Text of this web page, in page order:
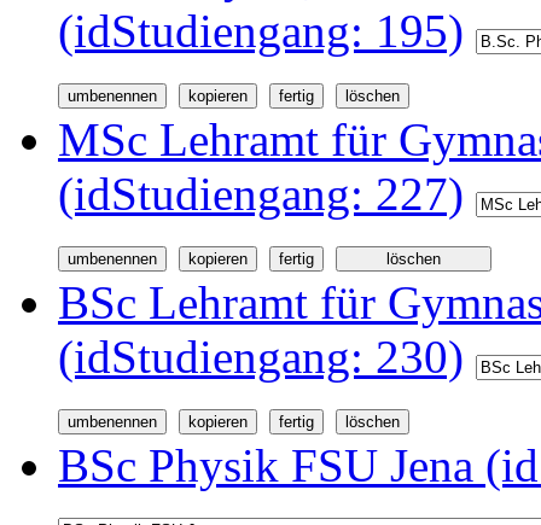
(idStudiengang: 195)
MSc Lehramt für
(idStudiengang: 227)
BSc Lehramt für
(idStudiengang: 230)
BSc Physik FSU Jena